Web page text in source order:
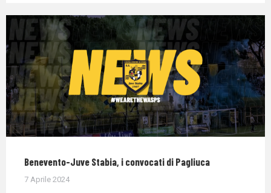
Benevento-Juve Stabia, i convocati di Pagliuca
7 Aprile 2024